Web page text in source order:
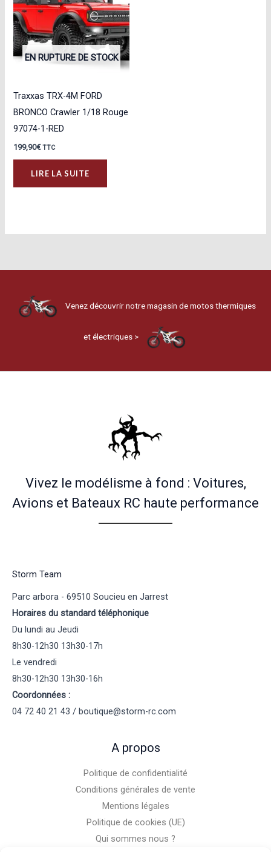
EN RUPTURE DE STOCK
Traxxas TRX-4M FORD
BRONCO Crawler 1/18 Rouge
97074-1-RED
199,90€ TTC
LIRE LA SUITE
Venez découvrir notre magasin de motos thermiques
et électriques >
Vivez le modélisme à fond : Voitures,
Avions et Bateaux RC haute performance
Storm Team
Parc arbora - 69510 Soucieu en Jarrest
Horaires du standard téléphonique
Du lundi au Jeudi
8h30-12h30 13h30-17h
Le vendredi
8h30-12h30 13h30-16h
Coordonnées :
04 72 40 21 43 / boutique@storm-rc.com
A propos
Politique de confidentialité
Conditions générales de vente
Mentions légales
Politique de cookies (UE)
Qui sommes nous ?